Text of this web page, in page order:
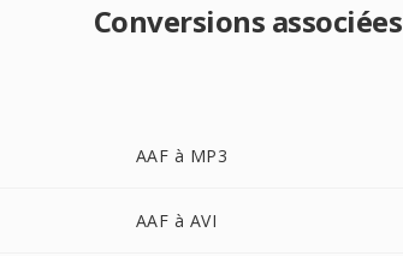
Conversions associées
AAF à MP3
AAF à AVI